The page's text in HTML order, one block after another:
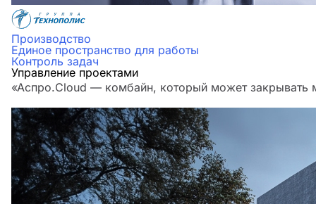
Производство
Единое пространство для работы
Контроль задач
Управление проектами
«Аспро.Cloud — комбайн, который может закрывать